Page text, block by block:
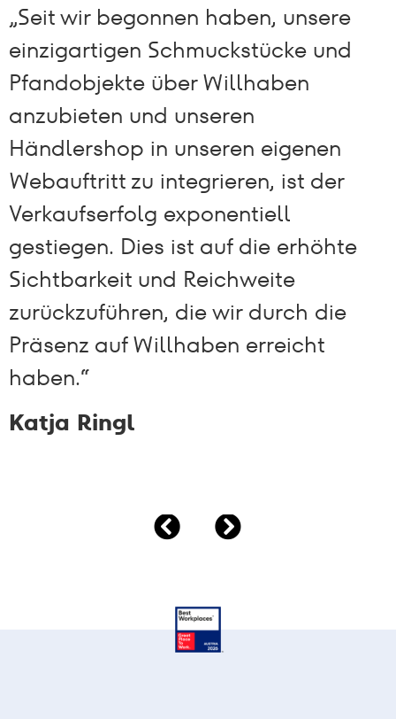
„Seit wir begonnen haben, unsere
einzigartigen Schmuckstücke und
Pfandobjekte über Willhaben
anzubieten und unseren
Händlershop in unseren eigenen
Webauftritt zu integrieren, ist der
Verkaufserfolg exponentiell
gestiegen. Dies ist auf die erhöhte
Sichtbarkeit und Reichweite
zurückzuführen, die wir durch die
Präsenz auf Willhaben erreicht
haben.“
Katja Ringl